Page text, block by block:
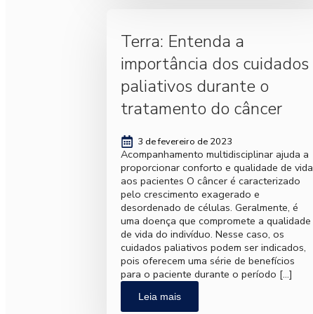
Terra: Entenda a
importância dos cuidados
paliativos durante o
tratamento do câncer
3 de fevereiro de 2023
Acompanhamento multidisciplinar ajuda a
proporcionar conforto e qualidade de vida
aos pacientes O câncer é caracterizado
pelo crescimento exagerado e
desordenado de células. Geralmente, é
uma doença que compromete a qualidade
de vida do indivíduo. Nesse caso, os
cuidados paliativos podem ser indicados,
pois oferecem uma série de benefícios
para o paciente durante o período […]
Leia mais